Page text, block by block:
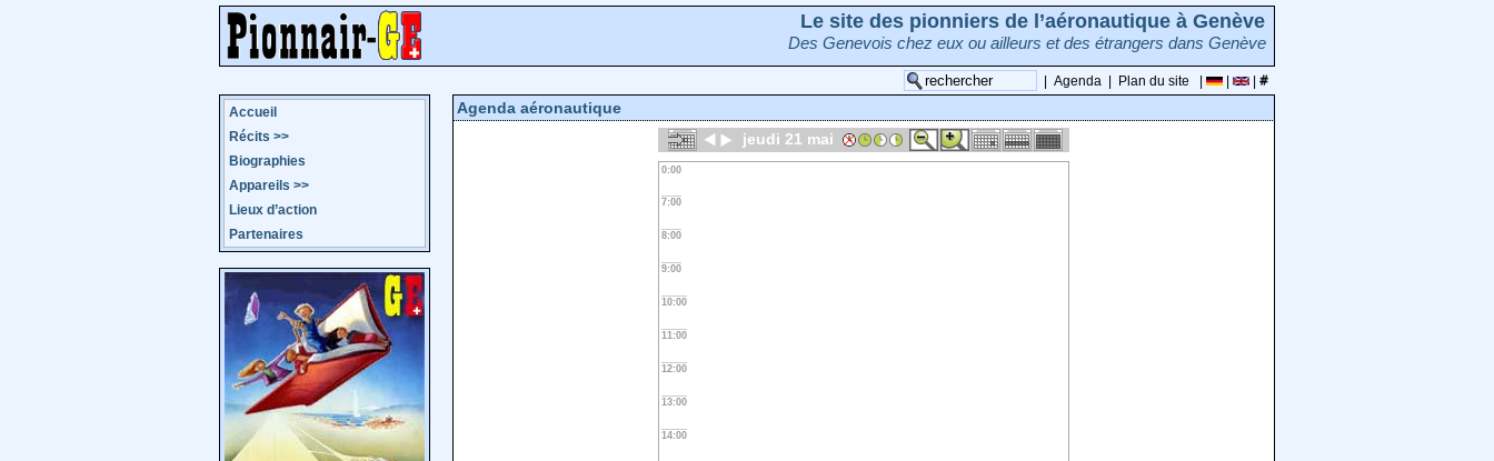
Le site des pionniers de l’aéronautique à Genève
Des Genevois chez eux ou ailleurs et des étrangers dans Genève
Agenda Plan du site
Accueil
Récits >>
Biographies
Appareils >>
Lieux d’action
Partenaires
Agenda aéronautique
jeudi 21 mai
0:00
7:00
8:00
9:00
10:00
11:00
12:00
13:00
14:00